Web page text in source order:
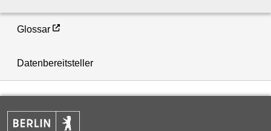
Glossar
Datenbereitsteller